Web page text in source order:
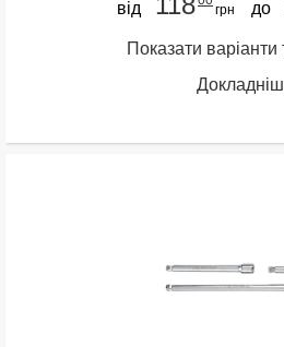
від грн до
Показати варіанти